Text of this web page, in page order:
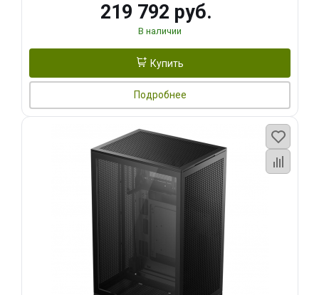
219 792 руб.
В наличии
Купить
Подробнее